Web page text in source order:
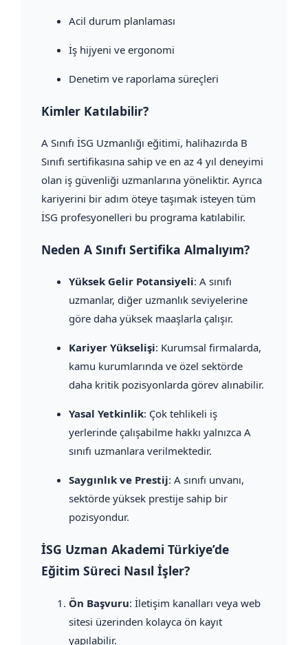
Acil durum planlaması
İş hijyeni ve ergonomi
Denetim ve raporlama süreçleri
Kimler Katılabilir?
A Sınıfı İSG Uzmanlığı eğitimi, halihazırda B
Sınıfı sertifikasına sahip ve en az 4 yıl deneyimi
olan iş güvenliği uzmanlarına yöneliktir. Ayrıca
kariyerini bir adım öteye taşımak isteyen tüm
İSG profesyonelleri bu programa katılabilir.
Neden A Sınıfı Sertifika Almalıyım?
Yüksek Gelir Potansiyeli: A sınıfı
uzmanlar, diğer uzmanlık seviyelerine
göre daha yüksek maaşlarla çalışır.
Kariyer Yükselişi: Kurumsal firmalarda,
kamu kurumlarında ve özel sektörde
daha kritik pozisyonlarda görev alınabilir.
Yasal Yetkinlik: Çok tehlikeli iş
yerlerinde çalışabilme hakkı yalnızca A
sınıfı uzmanlara verilmektedir.
Saygınlık ve Prestij: A sınıfı unvanı,
sektörde yüksek prestije sahip bir
pozisyondur.
İSG Uzman Akademi Türkiye’de
Eğitim Süreci Nasıl İşler?
Ön Başvuru: İletişim kanalları veya web
sitesi üzerinden kolayca ön kayıt
yapılabilir.